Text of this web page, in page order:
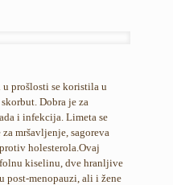
prošlosti se koristila u
Dobra je za
i infekcija. Limeta se
mršavljenje, sagoreva
holesterola.Ovaj
kiselinu, dve hranljive
post-menopauzi, ali i žene